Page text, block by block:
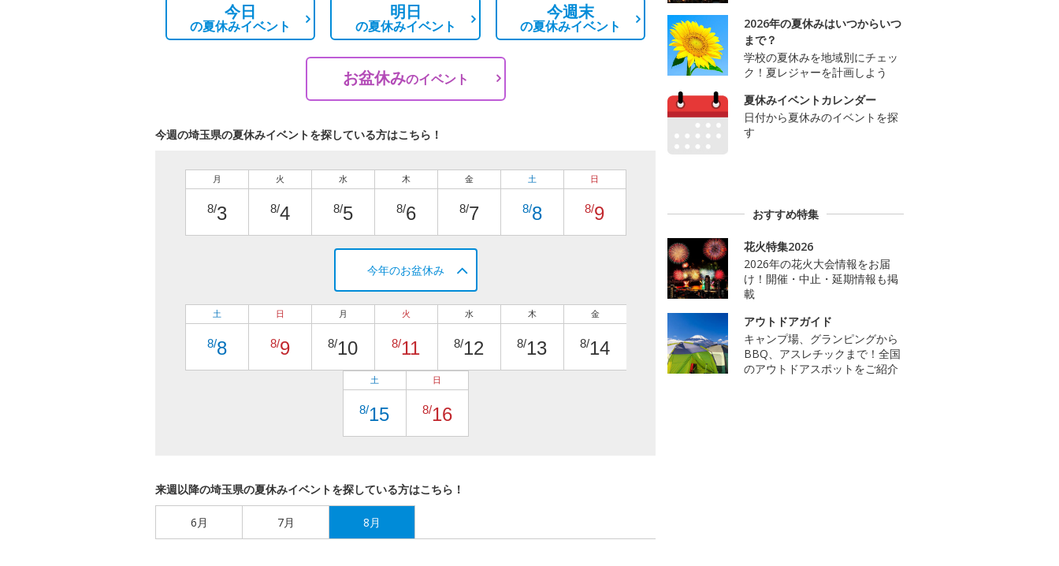
今日
の夏休みイベント
明日
の夏休みイベント
今週末
の夏休みイベント
お盆休みのイベント
今週の埼玉県の夏休みイベントを探している方はこちら！
月
8/3
火
8/4
水
8/5
木
8/6
金
8/7
土
8/8
日
8/9
今年のお盆休み
土
8/8
日
8/9
月
8/10
火
8/11
水
8/12
木
8/13
金
8/14
土
8/15
日
8/16
来週以降の埼玉県の夏休みイベントを探している方はこちら！
6月 7月 8月
2026年の夏休みはいつからいつ
まで？
学校の夏休みを地域別にチェッ
ク！夏レジャーを計画しよう
夏休みイベントカレンダー
日付から夏休みのイベントを探
す
おすすめ特集
花火特集2026
2026年の花火大会情報をお届
け！開催・中止・延期情報も掲
載
アウトドアガイド
キャンプ場、グランピングから
BBQ、アスレチックまで！全国
のアウトドアスポットをご紹介